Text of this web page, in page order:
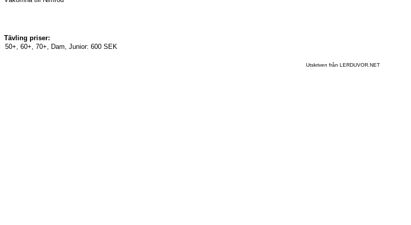
Tävling priser:
50+, 60+, 70+, Dam, Junior: 600 SEK
Utskriven från LERDUVOR.NET